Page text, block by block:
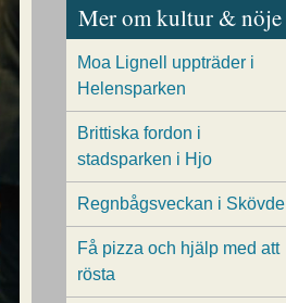
Mer om kultur & nöje
Moa Lignell uppträder i
Helensparken
Brittiska fordon i
stadsparken i Hjo
Regnbågsveckan i Skövde
Få pizza och hjälp med att
rösta